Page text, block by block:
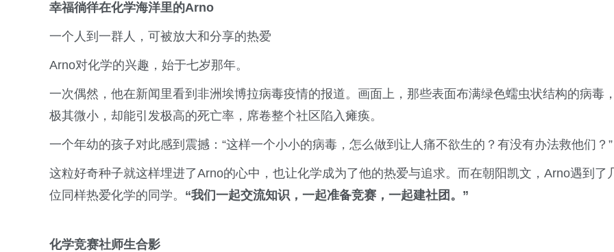
幸福徜徉在化学海洋里的Arno
一个人到一群人，可被放大和分享的热爱
Arno对化学的兴趣，始于七岁那年。
一次偶然，他在新闻里看到非洲埃博拉病毒疫情的报道。画面上，那些表面布满绿色蠕虫状结构的病毒，
极其微小，却能引发极高的死亡率，席卷整个社区陷入瘫痪。
一个年幼的孩子对此感到震撼：“这样一个小小的病毒，怎么做到让人痛不欲生的？有没有办法救他们？”
这粒好奇种子就这样埋进了Arno的心中，也让化学成为了他的热爱与追求。而在朝阳凯文，Arno遇到了
位同样热爱化学的同学。 “我们一起交流知识，一起准备竞赛，一起建社团。”
化学竞赛社师生合影